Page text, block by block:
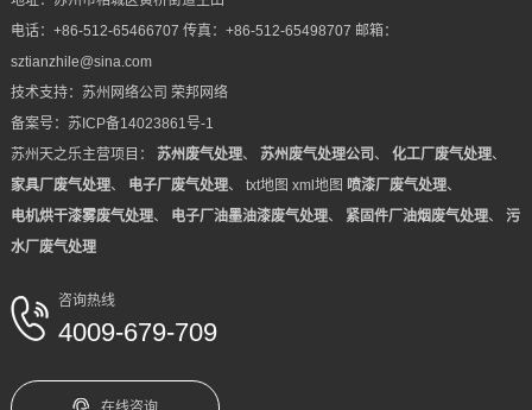
电话：+86-512-65466707 传真：+86-512-65498707 邮箱：
sztianzhile@sina.com
技术支持： 苏州网络公司 荣邦网络
备案号： 苏ICP备14023861号-1
苏州天之乐主营项目： 苏州废气处理、 苏州废气处理公司 、 化工厂废气处理、
家具厂废气处理、 电子厂废气处理、 txt地图 xml地图 喷漆厂废气处理、
电机烘干漆雾废气处理、 电子厂油墨油漆废气处理、 紧固件厂油烟废气处理、 污
水厂废气处理
咨询热线
4009-679-709